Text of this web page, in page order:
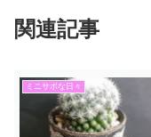
関連記事
ミニサボな日々